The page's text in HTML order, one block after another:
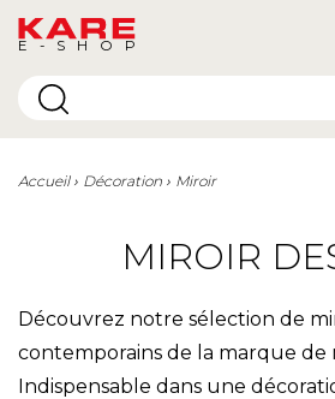
E-SHOP
Accueil Décoration Miroir
MIROIR
Découvrez notre sélection de
contemporains de la marque de
Indispensable dans une